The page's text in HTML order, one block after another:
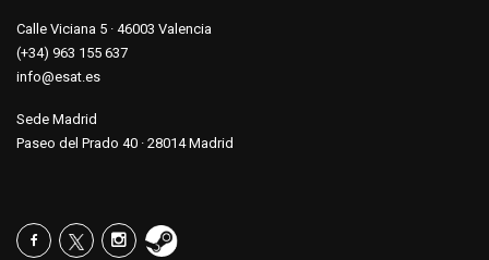
Calle Viciana 5 · 46003 Valencia
(+34) 963 155 637
info@esat.es
Sede Madrid
Paseo del Prado 40 · 28014 Madrid